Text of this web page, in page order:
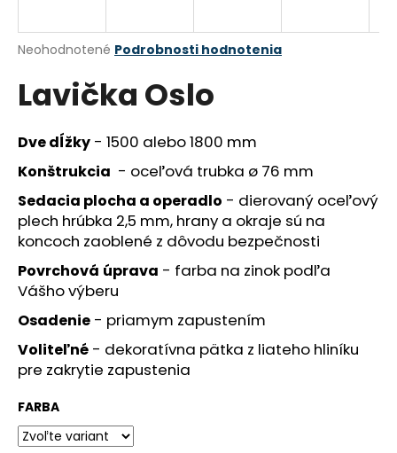
Priemerné
produktu
je
z
5
hviezdičiek.
Neohodnotené Podrobnosti hodnotenia
Lavička Oslo
Dve dĺžky - 1500 alebo 1800 mm
Konštrukcia - oceľová trubka ø 76 mm
Sedacia plocha a operadlo - dierovaný oceľový
plech hrúbka 2,5 mm, hrany a okraje sú na
koncoch zaoblené z dôvodu bezpečnosti
Povrchová úprava - farba na zinok podľa
Vášho výberu
Osadenie - priamym zapustením
Voliteľné - dekoratívna pätka z liateho hliníku
pre zakrytie zapustenia
FARBA
j
ť
?
HĽADAŤ
O
d
p
o
r
ú
č
a
m